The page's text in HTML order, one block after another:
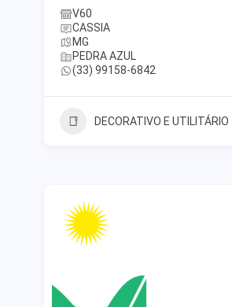
V60
CASSIA
MG
PEDRA AZUL
(33) 99158-6842
DECORATIVO E UTILITÁRIO